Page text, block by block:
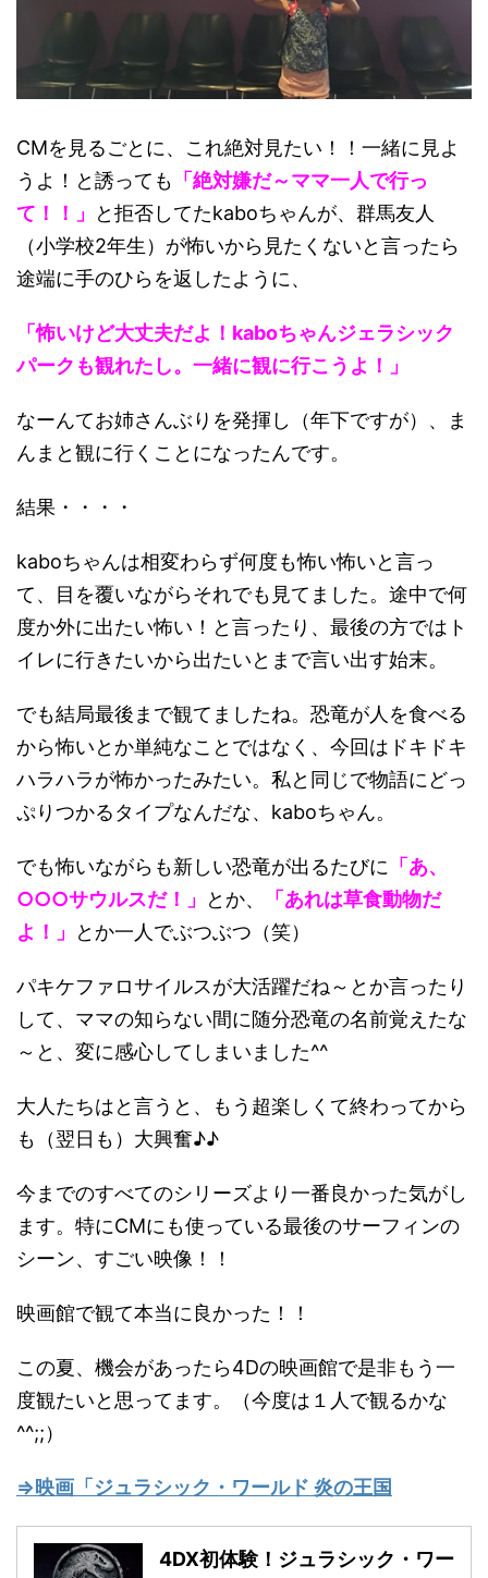
CMを見るごとに、これ絶対見たい！！一緒に見よ
うよ！と誘っても 「絶対嫌だ～ママ一人で行っ
て！！」
と拒否してたkaboちゃんが、群馬友人
（小学校2年生）が怖いから見たくないと言ったら
途端に手のひらを返したように、
「怖いけど大丈夫だよ！kaboちゃんジェラシック
パークも観れたし。一緒に観に行こうよ！」
なーんてお姉さんぶりを発揮し（年下ですが）、ま
んまと観に行くことになったんです。
結果・・・・
kaboちゃんは相変わらず何度も怖い怖いと言っ
て、目を覆いながらそれでも見てました。途中で何
度か外に出たい怖い！と言ったり、最後の方ではト
イレに行きたいから出たいとまで言い出す始末。
でも結局最後まで観てましたね。恐竜が人を食べる
から怖いとか単純なことではなく、今回はドキドキ
ハラハラが怖かったみたい。私と同じで物語にどっ
ぷりつかるタイプなんだな、kaboちゃん。
でも怖いながらも新しい恐竜が出るたびに 「あ、
○○○サウルスだ！」
とか、
「あれは草食動物だ
よ！」
とか一人でぶつぶつ（笑）
パキケファロサイルスが大活躍だね～とか言ったり
して、ママの知らない間に随分恐竜の名前覚えたな
～と、変に感心してしまいました^^
大人たちはと言うと、もう超楽しくて終わってから
も（翌日も）大興奮♪♪
今までのすべてのシリーズより一番良かった気がし
ます。特にCMにも使っている最後のサーフィンの
シーン、すごい映像！！
映画館で観て本当に良かった！！
この夏、機会があったら4Dの映画館で是非もう一
度観たいと思ってます。（今度は１人で観るかな
^^;;）
⇒映画「ジュラシック・ワールド 炎の王国
4DX初体験！ジュラシック・ワー